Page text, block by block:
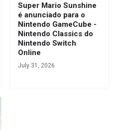
Super Mario Sunshine
é anunciado para o
Nintendo GameCube -
Nintendo Classics do
Nintendo Switch
Online
July 31, 2026